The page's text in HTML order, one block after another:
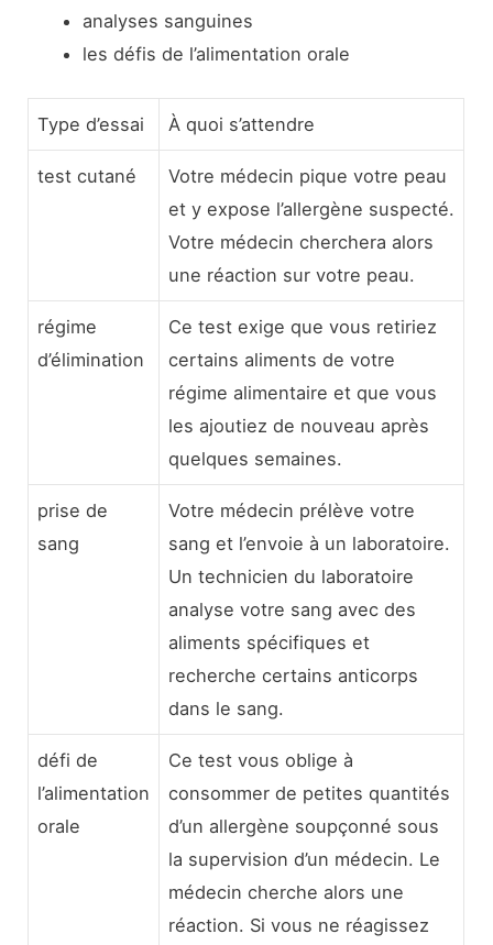
analyses sanguines
les défis de l’alimentation orale
Type d’essai À quoi s’attendre
test cutané
Votre médecin pique votre peau
et y expose l’allergène suspecté.
Votre médecin cherchera alors
une réaction sur votre peau.
régime
d’élimination
Ce test exige que vous retiriez
certains aliments de votre
régime alimentaire et que vous
les ajoutiez de nouveau après
quelques semaines.
prise de
sang
Votre médecin prélève votre
sang et l’envoie à un laboratoire.
Un technicien du laboratoire
analyse votre sang avec des
aliments spécifiques et
recherche certains anticorps
dans le sang.
défi de
l’alimentation
orale
Ce test vous oblige à
consommer de petites quantités
d’un allergène soupçonné sous
la supervision d’un médecin. Le
médecin cherche alors une
réaction. Si vous ne réagissez